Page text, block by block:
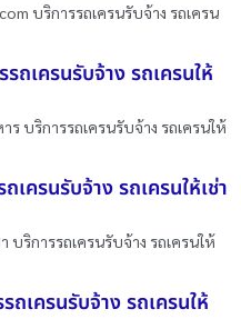
บริการรถเครนรับจ้าง รถเครน
ถเครนรับจ้าง รถเครนให้
ร บริการรถเครนรับจ้าง รถเครนให้
เครนรับจ้าง รถเครนให้เช่า
บริการรถเครนรับจ้าง รถเครนให้
เครนรับจ้าง รถเครนให้